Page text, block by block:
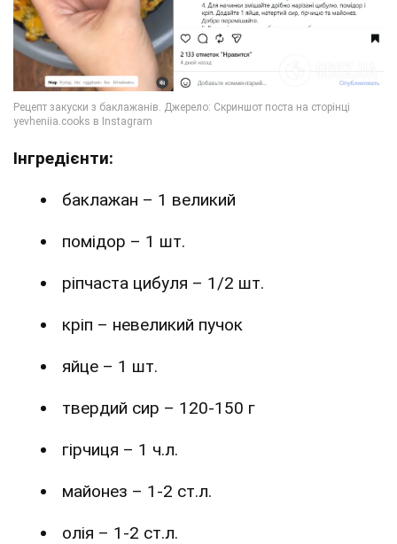
Інгредієнти:
баклажан – 1 великий
помідор – 1 шт.
ріпчаста цибуля – 1/2 шт.
кріп – невеликий пучок
яйце – 1 шт.
твердий сир – 120-150 г
гірчиця – 1 ч.л.
майонез – 1-2 ст.л.
олія – 1-2 ст.л.